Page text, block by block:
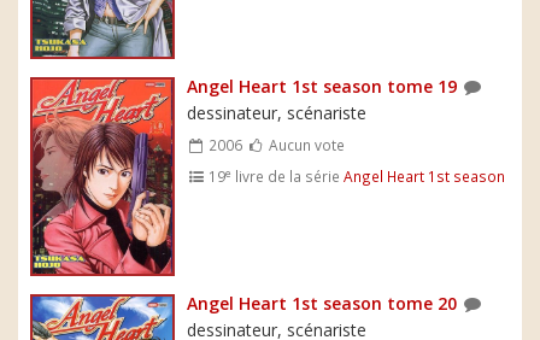
Angel Heart 1st season tome 19
dessinateur, scénariste
2006
Aucun vote
19e livre de la sérieAngel Heart 1st season
Angel Heart 1st season tome 20
dessinateur, scénariste